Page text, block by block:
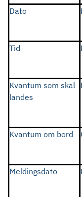
Dato
Tid
Kvantum som skal
landes
Kvantum om bord
Meldingsdato